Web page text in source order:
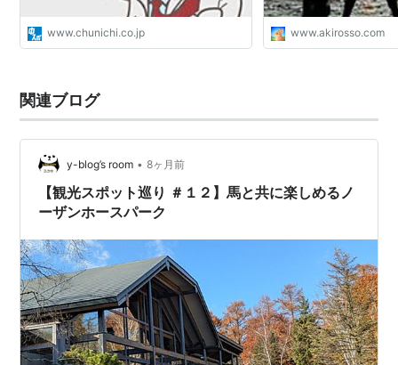
www.chunichi.co.jp www.akirosso.com
関連ブログ
y-blog’s room • 8ヶ月前
【観光スポット巡り ＃１２】馬と共に楽しめるノ
ーザンホースパーク